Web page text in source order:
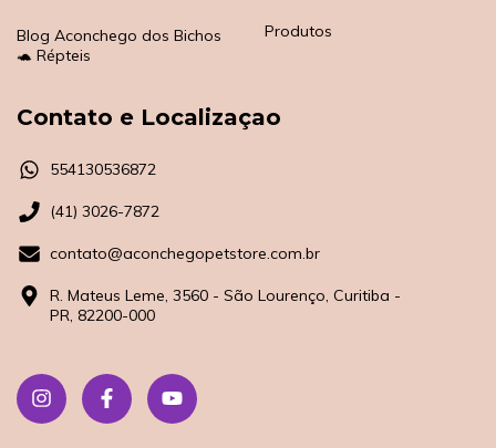
Blog Aconchego dos Bichos
🐢 Répteis
Produtos
Contato e Localizaçao
554130536872
(41) 3026-7872
contato@aconchegopetstore.com.br
R. Mateus Leme, 3560 - São Lourenço, Curitiba -
PR, 82200-000